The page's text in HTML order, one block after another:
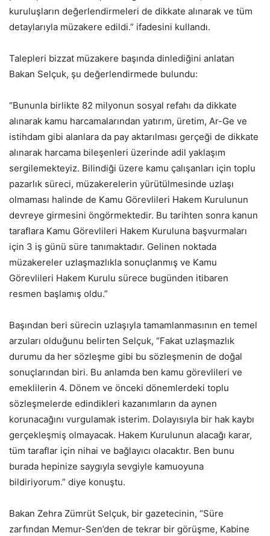
kuruluşların değerlendirmeleri de dikkate alınarak ve tüm
detaylarıyla müzakere edildi.” ifadesini kullandı.
Talepleri bizzat müzakere başında dinlediğini anlatan
Bakan Selçuk, şu değerlendirmede bulundu:
“Bununla birlikte 82 milyonun sosyal refahı da dikkate
alınarak kamu harcamalarından yatırım, üretim, Ar-Ge ve
istihdam gibi alanlara da pay aktarılması gerçeği de dikkate
alınarak harcama bileşenleri üzerinde adil yaklaşım
sergilemekteyiz. Bilindiği üzere kamu çalışanları için toplu
pazarlık süreci, müzakerelerin yürütülmesinde uzlaşı
olmaması halinde de Kamu Görevlileri Hakem Kurulunun
devreye girmesini öngörmektedir. Bu tarihten sonra kanun
taraflara Kamu Görevlileri Hakem Kuruluna başvurmaları
için 3 iş günü süre tanımaktadır. Gelinen noktada
müzakereler uzlaşmazlıkla sonuçlanmış ve Kamu
Görevlileri Hakem Kurulu sürece bugünden itibaren
resmen başlamış oldu.”
Başından beri sürecin uzlaşıyla tamamlanmasının en temel
arzuları olduğunu belirten Selçuk, “Fakat uzlaşmazlık
durumu da her sözleşme gibi bu sözleşmenin de doğal
sonuçlarından biri. Bu anlamda ben kamu görevlileri ve
emeklilerin 4. Dönem ve önceki dönemlerdeki toplu
sözleşmelerde edindikleri kazanımların da aynen
korunacağını vurgulamak isterim. Dolayısıyla bir hak kaybı
gerçekleşmiş olmayacak. Hakem Kurulunun alacağı karar,
tüm taraflar için nihai ve bağlayıcı olacaktır. Ben bunu
burada hepinize saygıyla sevgiyle kamuoyuna
bildiriyorum.” diye konuştu.
Bakan Zehra Zümrüt Selçuk, bir gazetecinin, “Süre
zarfından Memur-Sen’den de tekrar bir görüşme, Kabine